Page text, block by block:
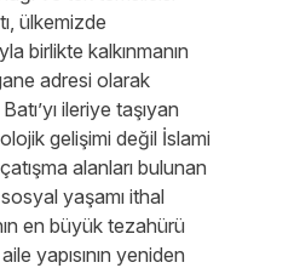
ülkemizde
birlikte kalkınmanın
adresi olarak
ileriye taşıyan
gelişimi değil İslami
alanları bulunan
yaşamı ithal
en büyük tezahürü
yapısının yeniden